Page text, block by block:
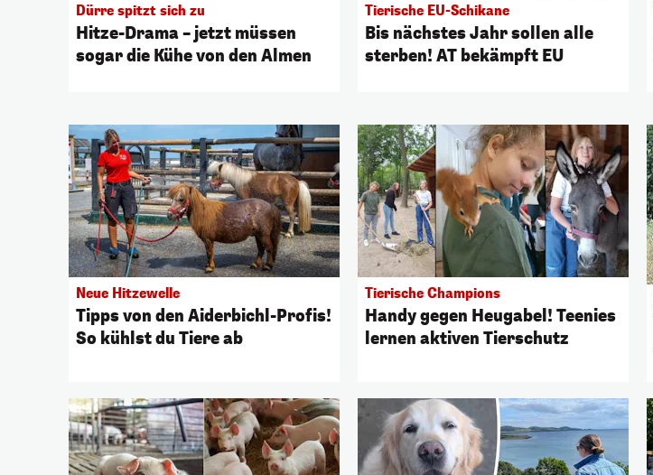
Dürre spitzt sich zu
Hitze-Drama – jetzt müssen
sogar die Kühe von den Almen
Tierische EU-Schikane
Bis nächstes Jahr sollen alle
sterben! AT bekämpft EU
Neue Hitzewelle
Tipps von den Aiderbichl-Profis!
So kühlst du Tiere ab
Tierische Champions
Handy gegen Heugabel! Teenies
lernen aktiven Tierschutz